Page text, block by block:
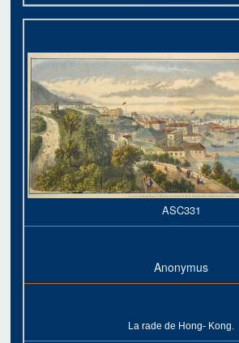
ASC331
Anonymus
La rade de Hong- Kong.